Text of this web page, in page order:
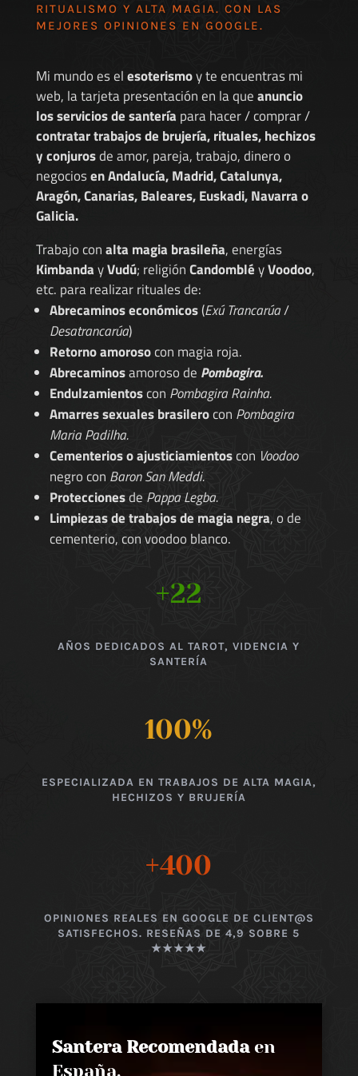
RITUALISMO Y ALTA MAGIA. CON LAS
MEJORES OPINIONES EN GOOGLE.
Mi mundo es elesoterismoy te encuentras mi
web, la tarjeta presentación en la queanuncio
los servicios de santería para hacer / comprar /
contratar trabajos de brujería, rituales, hechizos
y conjurosde amor, pareja, trabajo, dinero o
negociosen Andalucía, Madrid, Catalunya,
Aragón, Canarias, Baleares, Euskadi, Navarra o
Galicia.
Trabajo conalta magia brasileña, energías
KimbandayVudú; religiónCandombléyVoodoo,
etc. para realizar rituales de:
Abrecaminos económicos(Exú Trancarúa/
Desatrancarúa)
Retorno amorosocon magia roja.
Abrecaminosamoroso de Pombagira.
Endulzamientoscon Pombagira Rainha.
Amarres sexuales brasilerocon Pombagira
Maria Padilha.
Cementerios o ajusticiamientoscon Voodoo
negro con Baron San Meddi.
Proteccionesde Pappa Legba.
Limpiezas de trabajos de magia negra, o de
cementerio, con voodoo blanco.
+22
AÑOS DEDICADOS AL TAROT, VIDENCIA Y
SANTERÍA
100%
ESPECIALIZADA EN TRABAJOS DE ALTA MAGIA,
HECHIZOS Y BRUJERÍA
+400
OPINIONES REALES EN GOOGLE DE CLIENT@S
SATISFECHOS. RESEÑAS DE 4,9 SOBRE 5
★★★★★
Santera Recomendadaen
España,